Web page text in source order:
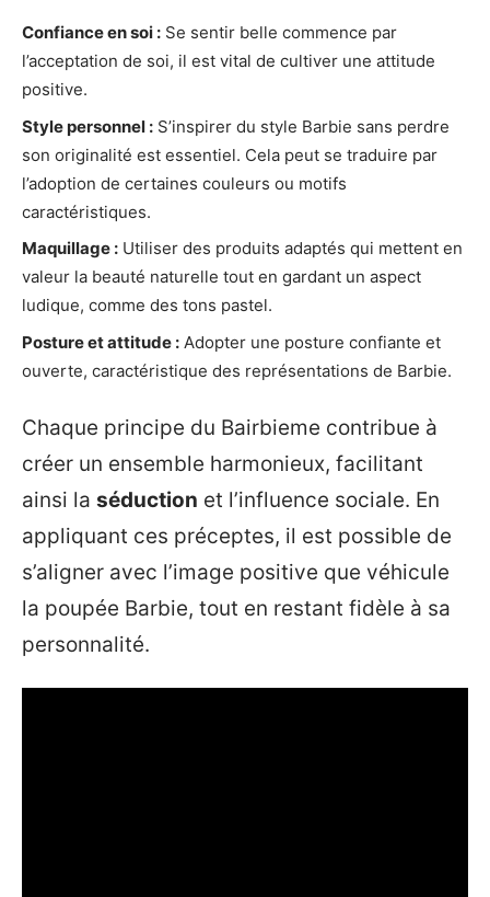
Confiance en soi : Se sentir belle commence par
l’acceptation de soi, il est vital de cultiver une attitude
positive.
Style personnel : S’inspirer du style Barbie sans perdre
son originalité est essentiel. Cela peut se traduire par
l’adoption de certaines couleurs ou motifs
caractéristiques.
Maquillage : Utiliser des produits adaptés qui mettent en
valeur la beauté naturelle tout en gardant un aspect
ludique, comme des tons pastel.
Posture et attitude : Adopter une posture confiante et
ouverte, caractéristique des représentations de Barbie.
Chaque principe du Bairbieme contribue à
créer un ensemble harmonieux, facilitant
ainsi la séduction et l’influence sociale. En
appliquant ces préceptes, il est possible de
s’aligner avec l’image positive que véhicule
la poupée Barbie, tout en restant fidèle à sa
personnalité.